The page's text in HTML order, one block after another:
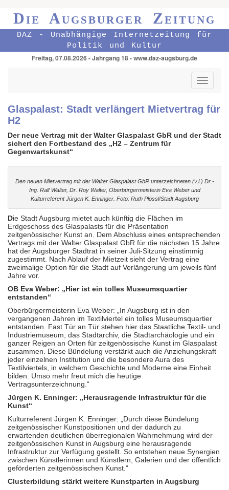
Die Augsburger Zeitung
DAZ - Unabhängige Internetzeitung für
Politik und Kultur
Freitag, 07.08.2026 - Jahrgang 18 - www.daz-augsburg.de
Toggle
Glaspalast: Stadt verlängert Mietvertrag für
H2
Der neue Vertrag mit der Walter Glaspalast GbR und der Stadt
sichert den Fortbestand des „H2 – Zentrum für
Gegenwartskunst“
Den neuen Mietvertrag mit der Walter Glaspalast GbR unterzeichneten (v.l.) Dr.-
Ing. Ralf Walter, Dr. Roy Walter, Oberbürgermeisterin Eva Weber und
Kulturreferent Jürgen K. Enninger. Foto: Ruth Plössl/Stadt Augsburg
Die Stadt Augsburg mietet auch künftig die Flächen im
Erdgeschoss des Glaspalasts für die Präsentation
zeitgenössischer Kunst an. Dem Abschluss eines entsprechenden
Vertrags mit der Walter Glaspalast GbR für die nächsten 15 Jahre
hat der Augsburger Stadtrat in seiner Juli-Sitzung einstimmig
zugestimmt. Nach Ablauf der Mietzeit sieht der Vertrag eine
zweimalige Option für die Stadt auf Verlängerung um jeweils fünf
Jahre vor.
OB Eva Weber: „Hier ist ein tolles Museumsquartier
entstanden“
Oberbürgermeisterin Eva Weber: „In Augsburg ist in den
vergangenen Jahren im Textilviertel ein tolles Museumsquartier
entstanden. Fast Tür an Tür stehen hier das Staatliche Textil- und
Industriemuseum, das Stadtarchiv, die Stadtarchäologie und ein
ganzer Reigen an Orten für zeitgenössische Kunst im Glaspalast
zusammen. Diese Bündelung verstärkt auch die Anziehungskraft
jeder einzelnen Institution und die besondere Aura des
Textilviertels, in welchem Geschichte und Moderne eine Einheit
bilden. Umso mehr freut mich die heutige
Vertragsunterzeichnung.“
Jürgen K. Enninger: „Herausragende Infrastruktur für die
Kunst“
Kulturreferent Jürgen K. Enninger: „Durch diese Bündelung
zeitgenössischer Kunstpositionen und der dadurch zu
erwartenden deutlichen überregionalen Wahrnehmung wird der
zeitgenössischen Kunst in Augsburg eine herausragende
Infrastruktur zur Verfügung gestellt. So entstehen neue Synergien
zwischen Künstlerinnen und Künstlern, Galerien und der öffentlich
geförderten zeitgenössischen Kunst.“
Clusterbildung stärkt weitere Kunstparten in Augsburg